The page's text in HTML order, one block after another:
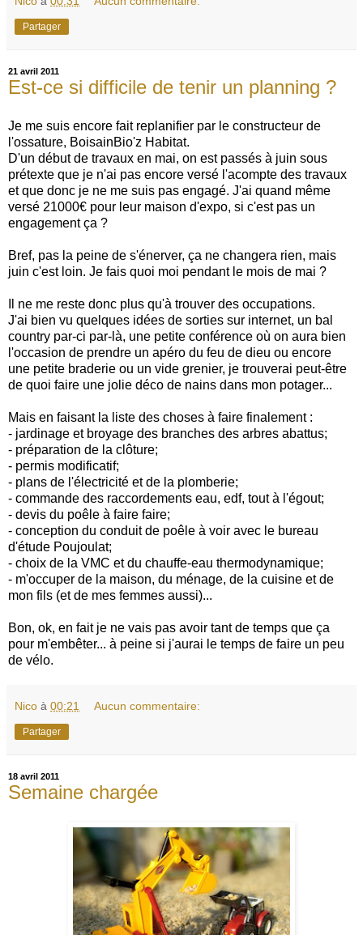
Partager
21 avril 2011
Est-ce si difficile de tenir un planning ?
Je me suis encore fait replanifier par le constructeur de
l'ossature, BoisainBio'z Habitat.
D'un début de travaux en mai, on est passés à juin sous
prétexte que je n'ai pas encore versé l'acompte des travaux
et que donc je ne me suis pas engagé. J'ai quand même
versé 21000€ pour leur maison d'expo, si c'est pas un
engagement ça ?
Bref, pas la peine de s'énerver, ça ne changera rien, mais
juin c'est loin. Je fais quoi moi pendant le mois de mai ?
Il ne me reste donc plus qu'à trouver des occupations.
J'ai bien vu quelques idées de sorties sur internet, un bal
country par-ci par-là, une petite conférence où on aura bien
l'occasion de prendre un apéro du feu de dieu ou encore
une petite braderie ou un vide grenier, je trouverai peut-être
de quoi faire une jolie déco de nains dans mon potager...
Mais en faisant la liste des choses à faire finalement :
- jardinage et broyage des branches des arbres abattus;
- préparation de la clôture;
- permis modificatif;
- plans de l'électricité et de la plomberie;
- commande des raccordements eau, edf, tout à l'égout;
- devis du poêle à faire faire;
- conception du conduit de poêle à voir avec le bureau
d'étude Poujoulat;
- choix de la VMC et du chauffe-eau thermodynamique;
- m'occuper de la maison, du ménage, de la cuisine et de
mon fils (et de mes femmes aussi)...
Bon, ok, en fait je ne vais pas avoir tant de temps que ça
pour m'embêter... à peine si j'aurai le temps de faire un peu
de vélo.
Nico à 00:21 Aucun commentaire:
Partager
18 avril 2011
Semaine chargée